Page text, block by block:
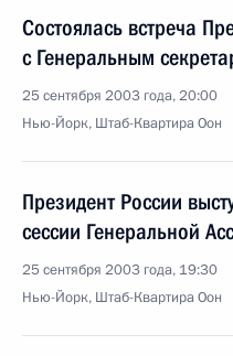
Состоялась встреча
с Генеральным
25 сентября 2003 года, 20:00
Нью-Йорк, Штаб-Квартира Оон
Президент России
сессии Генеральной
25 сентября 2003 года, 19:30
Нью-Йорк, Штаб-Квартира Оон